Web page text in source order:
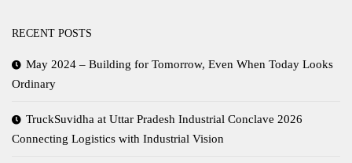
RECENT POSTS
May 2024 – Building for Tomorrow, Even When Today Looks
Ordinary
TruckSuvidha at Uttar Pradesh Industrial Conclave 2026
Connecting Logistics with Industrial Vision